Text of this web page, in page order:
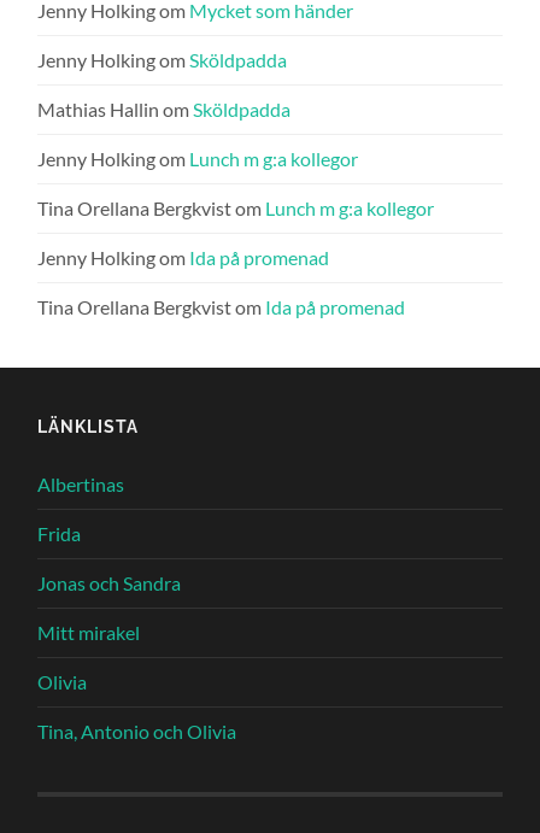
Jenny Holkingom Mycket som händer
Jenny HolkingomSköldpadda
Mathias Hallin omSköldpadda
Jenny Holkingom Lunch m g:a kollegor
Tina Orellana Bergkvistom Lunch m g:a kollegor
Jenny Holkingom Ida på promenad
Tina Orellana Bergkvistom Ida på promenad
LÄNKLISTA
Albertinas
Frida
Jonas och Sandra
Mitt mirakel
Olivia
Tina, Antonio och Olivia